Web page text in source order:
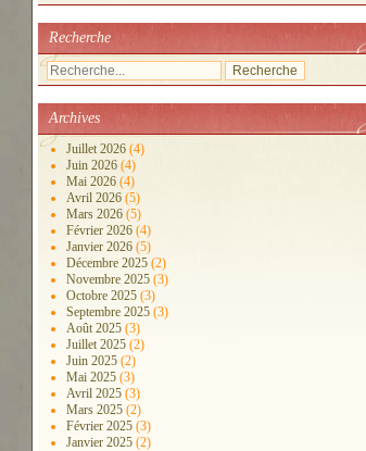
Recherche
Archives
Juillet 2026 (4)
Juin 2026 (4)
Mai 2026 (4)
Avril 2026 (5)
Mars 2026 (5)
Février 2026 (4)
Janvier 2026 (5)
Décembre 2025 (2)
Novembre 2025 (3)
Octobre 2025 (3)
Septembre 2025 (3)
Août 2025 (3)
Juillet 2025 (2)
Juin 2025 (2)
Mai 2025 (3)
Avril 2025 (3)
Mars 2025 (2)
Février 2025 (3)
Janvier 2025 (2)